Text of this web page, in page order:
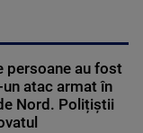
persoane au fost
atac armat în
Nord. Polițiștii